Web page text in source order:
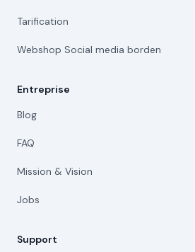
Tarification
Webshop Social media borden
Entreprise
Blog
FAQ
Mission & Vision
Jobs
Support